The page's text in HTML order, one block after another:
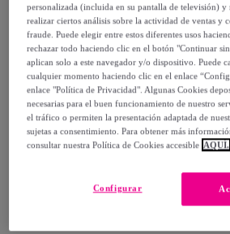
Guía de tallas
Vendido porDiseño de producto
Entrega
personalizada (incluida en su pantalla de televisión)
realizar ciertos análisis sobre la actividad de ventas y
fraude. Puede elegir entre estos diferentes usos
rechazar todo haciendo clic en el botón "Continuar sin
aplican solo a este navegador y/o dispositivo. Puede
cualquier momento haciendo clic en el enlace
enlace "Política de Privacidad". Algunas Cookies
necesarias para el buen funcionamiento de nuestro
el tráfico o permiten la presentación adaptada de
sujetas a consentimiento. Para obtener más
consultar nuestra Política de Cookies accesible AQUÍ.
Configurar